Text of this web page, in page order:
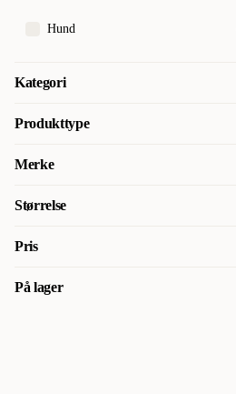
Hund
Kategori
Hundesenger & puter
Produkttype
Merke
BiaBed
Størrelse
Pris
475
På lager